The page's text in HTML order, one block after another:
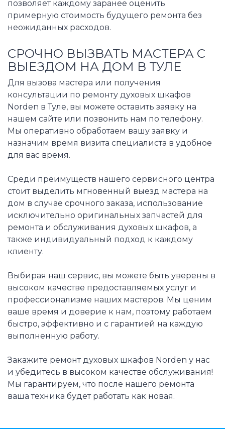
позволяет каждому заранее оценить
примерную стоимость будущего ремонта без
неожиданных расходов.
СРОЧНО ВЫЗВАТЬ МАСТЕРА С
ВЫЕЗДОМ НА ДОМ В ТУЛЕ
Для вызова мастера или получения
консультации по ремонту духовых шкафов
Norden в Туле, вы можете оставить заявку на
нашем сайте или позвонить нам по телефону.
Мы оперативно обработаем вашу заявку и
назначим время визита специалиста в удобное
для вас время.
Среди преимуществ нашего сервисного центра
стоит выделить мгновенный выезд мастера на
дом в случае срочного заказа, использование
исключительно оригинальных запчастей для
ремонта и обслуживания духовых шкафов, а
также индивидуальный подход к каждому
клиенту.
Выбирая наш сервис, вы можете быть уверены в
высоком качестве предоставляемых услуг и
профессионализме наших мастеров. Мы ценим
ваше время и доверие к нам, поэтому работаем
быстро, эффективно и с гарантией на каждую
выполненную работу.
Закажите ремонт духовых шкафов Norden у нас
и убедитесь в высоком качестве обслуживания!
Мы гарантируем, что после нашего ремонта
ваша техника будет работать как новая.